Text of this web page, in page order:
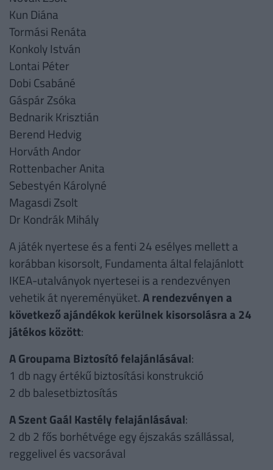
Kun Diána
Tormási Renáta
Konkoly István
Lontai Péter
Dobi Csabáné
Gáspár Zsóka
Bednarik Krisztián
Berend Hedvig
Horváth Andor
Rottenbacher Anita
Sebestyén Károlyné
Magasdi Zsolt
Dr Kondrák Mihály
A játék nyertese és a fenti 24 esélyes mellett a
korábban kisorsolt, Fundamenta által felajánlott
IKEA-utalványok nyertesei is a rendezvényen
vehetik át nyereményüket.A rendezvényen a
következő ajándékok kerülnek kisorsolásra a 24
játékos között:
A Groupama Biztosító felajánlásával:
1 db nagy értékű biztosítási konstrukció
2 db balesetbiztosítás
A Szent Gaál Kastély felajánlásával:
2 db 2 fős borhétvége egy éjszakás szállással,
reggelivel és vacsorával